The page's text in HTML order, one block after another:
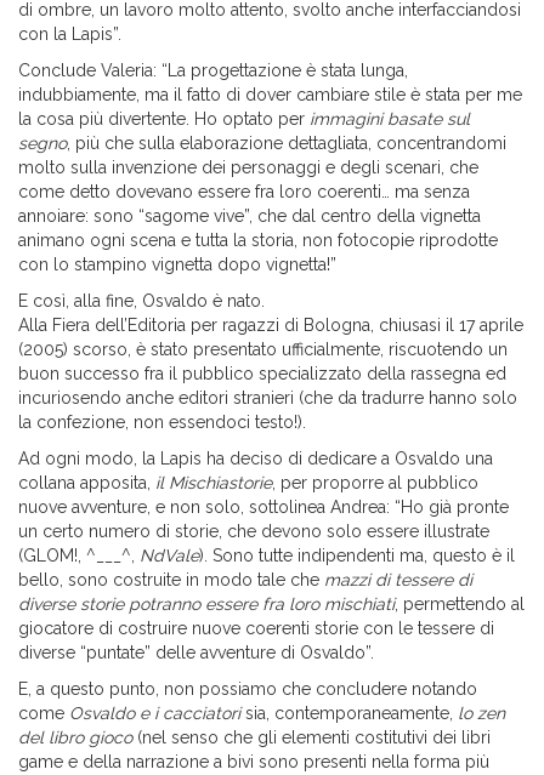
di ombre, un lavoro molto attento, svolto anche interfacciandosi
con la Lapis”.
Conclude Valeria: “La progettazione è stata lunga,
indubbiamente, ma il fatto di dover cambiare stile è stata per me
la cosa più divertente. Ho optato per immagini basate sul
segno, più che sulla elaborazione dettagliata, concentrandomi
molto sulla invenzione dei personaggi e degli scenari, che
come detto dovevano essere fra loro coerenti… ma senza
annoiare: sono “sagome vive”, che dal centro della vignetta
animano ogni scena e tutta la storia, non fotocopie riprodotte
con lo stampino vignetta dopo vignetta!”
E così, alla fine, Osvaldo è nato.
Alla Fiera dell’Editoria per ragazzi di Bologna, chiusasi il 17 aprile
(2005) scorso, è stato presentato ufficialmente, riscuotendo un
buon successo fra il pubblico specializzato della rassegna ed
incuriosendo anche editori stranieri (che da tradurre hanno solo
la confezione, non essendoci testo!).
Ad ogni modo, la Lapis ha deciso di dedicare a Osvaldo una
collana apposita, il Mischiastorie, per proporre al pubblico
nuove avventure, e non solo, sottolinea Andrea: “Ho già pronte
un certo numero di storie, che devono solo essere illustrate
(GLOM!, ^___^, NdVale). Sono tutte indipendenti ma, questo è il
bello, sono costruite in modo tale che mazzi di tessere di
diverse storie potranno essere fra loro mischiati, permettendo al
giocatore di costruire nuove coerenti storie con le tessere di
diverse “puntate” delle avventure di Osvaldo”.
E, a questo punto, non possiamo che concludere notando
come Osvaldo e i cacciatorisia, contemporaneamente, lo zen
del libro gioco(nel senso che gli elementi costitutivi dei libri
game e della narrazione a bivi sono presenti nella forma più